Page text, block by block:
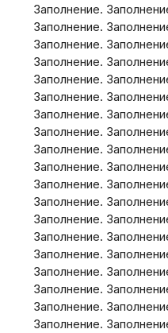
Заполнение.
Заполнение.
Заполнение.
Заполнение.
Заполнение.
Заполнение.
Заполнение.
Заполнение.
Заполнение.
Заполнение.
Заполнение.
Заполнение.
Заполнение.
Заполнение.
Заполнение.
Заполнение.
Заполнение.
Заполнение.
Заполнение.